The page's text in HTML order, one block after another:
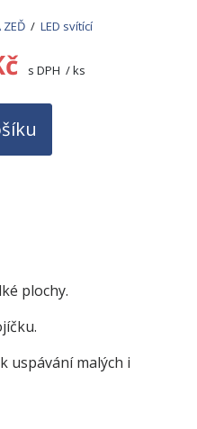
ZEĎ/ LED svítící
s DPH / ks
plochy.
uspávání malých i